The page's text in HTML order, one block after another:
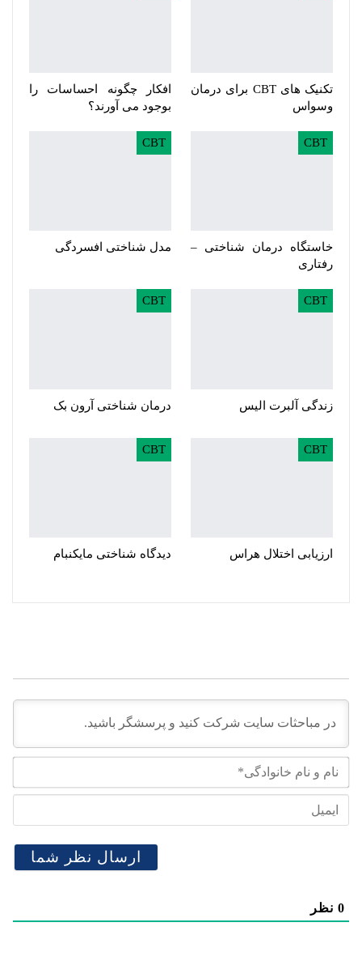
تکنیک های CBT برای درمان
وسواس
افکار چگونه احساسات را
بوجود می آورند؟
CBT
خاستگاه درمان شناختی –
رفتاری
CBT
مدل شناختی افسردگی
CBT
زندگی آلبرت الیس
CBT
درمان شناختی آرون بک
CBT
ارزیابی اختلال هراس
CBT
دیدگاه شناختی مایکنبام
0 نظر